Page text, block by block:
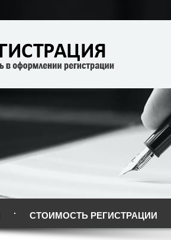
СТОИМОСТЬ РЕГИСТРАЦИИ